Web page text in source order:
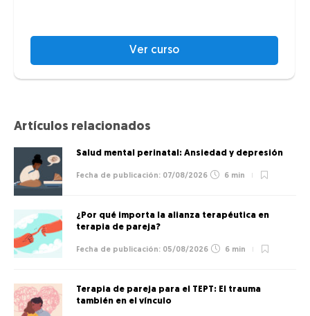
Ver curso
Artículos relacionados
Salud mental perinatal: Ansiedad y depresión
07/08/2026 6 min
¿Por qué importa la alianza terapéutica en
terapia de pareja?
05/08/2026 6 min
Terapia de pareja para el TEPT: El trauma
también en el vínculo